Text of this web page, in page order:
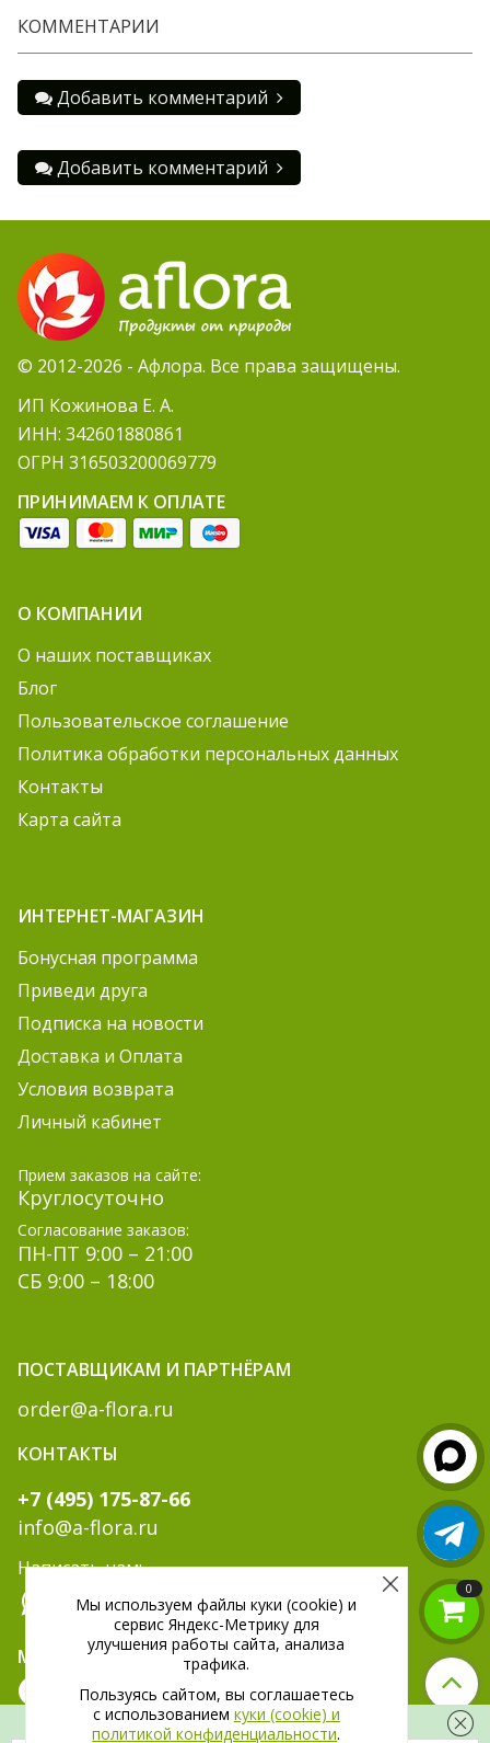
Скидка 300 рублей на первый заказ
КОММЕНТАРИИ
Добавить комментарий
Добавить комментарий
© 2012-2026 - Афлора. Все права защищены.
ИП Кожинова Е. А.
ИНН: 342601880861
ОГРН 316503200069779
ПРИНИМАЕМ К ОПЛАТЕ
О КОМПАНИИ
О наших поставщиках
Блог
Пользовательское соглашение
Политика обработки персональных данных
Контакты
Карта сайта
ИНТЕРНЕТ-МАГАЗИН
Бонусная программа
Приведи друга
Подписка на новости
Доставка и Оплата
Условия возврата
Личный кабинет
Прием заказов на сайте:
Круглосуточно
Согласование заказов:
ПН-ПТ 9:00 – 21:00
СБ 9:00 – 18:00
ПОСТАВЩИКАМ И ПАРТНЁРАМ
order@a-flora.ru
КОНТАКТЫ
+7 (495) 175-87-66
info@a-flora.ru
Написать нам:
МЫ В СОЦ. СЕТЯХ:
0
Мы используем файлы куки (cookie) и
сервис Яндекс-Метрику для
улучшения работы сайта, анализа
трафика.
Пользуясь сайтом, вы соглашаетесь
c использованием куки (cookie) и
политикой конфиденциальности.